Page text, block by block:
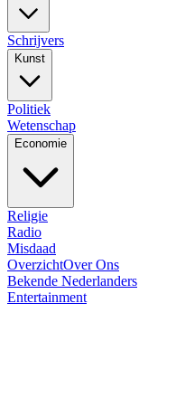
Schrijvers
Kunst
Politiek
Wetenschap
Economie
Religie
Radio
Misdaad
OverzichtOver Ons
Bekende Nederlanders
Entertainment